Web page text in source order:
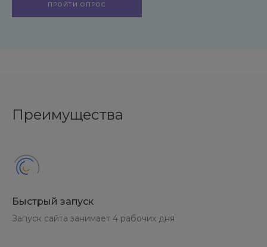
ПРОЙТИ ОПРОС
Преимущества
Быстрый запуск
Запуск сайта занимает 4 рабочих дня